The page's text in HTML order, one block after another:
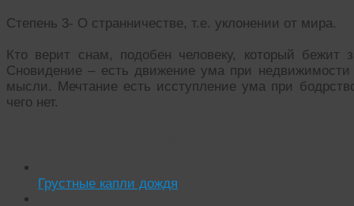
Степень 3- О странничестве, т.е. уклонении от мира.
Кто верит снам, подобен человеку, который бежит
Сновидение – есть движение ума при
мысли. Мечтание есть исступление ума при
чего нет.
Грустные капли дождя